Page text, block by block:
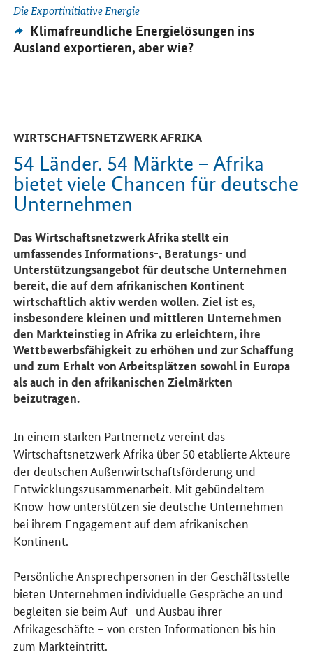
Die Exportinitiative Energie
Externes
Angebot:
Klimafreundliche Energielösungen ins
Ausland exportieren, aber wie?
WIRTSCHAFTSNETZWERK AFRIKA
54 Länder. 54 Märkte – Afrika
bietet viele Chancen für deutsche
Unternehmen
Das Wirtschaftsnetzwerk Afrika stellt ein
umfassendes Informations-, Beratungs- und
Unterstützungsangebot für deutsche Unternehmen
bereit, die auf dem afrikanischen Kontinent
wirtschaftlich aktiv werden wollen. Ziel ist es,
insbesondere kleinen und mittleren Unternehmen
den Markteinstieg in Afrika zu erleichtern, ihre
Wettbewerbsfähigkeit zu erhöhen und zur Schaffung
und zum Erhalt von Arbeitsplätzen sowohl in Europa
als auch in den afrikanischen Zielmärkten
beizutragen.
In einem starken Partnernetz vereint das
Wirtschaftsnetzwerk Afrika über 50 etablierte Akteure
der deutschen Außenwirtschaftsförderung und
Entwicklungszusammenarbeit. Mit gebündeltem
Know-how unterstützen sie deutsche Unternehmen
bei ihrem Engagement auf dem afrikanischen
Kontinent.
Persönliche Ansprechpersonen in der Geschäftsstelle
bieten Unternehmen individuelle Gespräche an und
begleiten sie beim Auf- und Ausbau ihrer
Afrikageschäfte – von ersten Informationen bis hin
zum Markteintritt.